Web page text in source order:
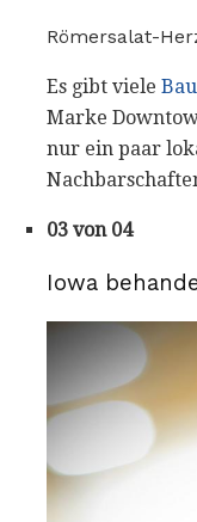
Römersalat-
Es gibt viele
Marke
nur ein paar
03 von 04
Iowa